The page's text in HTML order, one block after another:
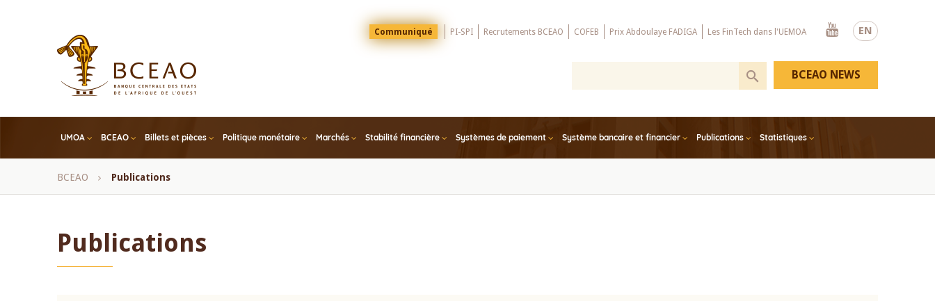
EN
Menu
Top
Communiqué PI-SPI Recrutements BCEAO COFEB Prix Abdoulaye FADIGA Les FinTech dans l'UEMOA
Youtube
UMOA BCEAO Billets et pièces Politique monétaire Marchés Stabilité financière Systèmes de paiement Système bancaire et financier Publications Statistiques
BCEAO NEWS
Fil
BCEAO Publications
Publications